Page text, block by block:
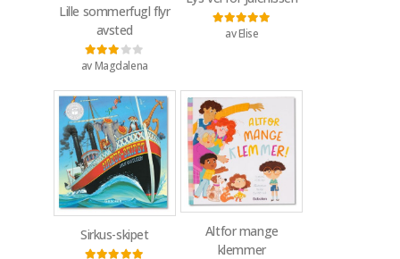
Lille sommerfugl flyr
avsted
Vurdert3av 5
av Magdalena
Vurdert5
av Elise
Sirkus-skipet
Altfor mange
klemmer